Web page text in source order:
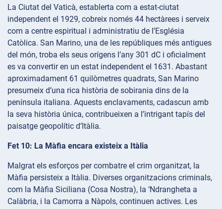
La Ciutat del Vaticà, establerta com a estat-ciutat
independent el 1929, cobreix només 44 hectàrees i serveix
com a centre espiritual i administratiu de l’Església
Catòlica. San Marino, una de les repúbliques més antigues
del món, troba els seus orígens l’any 301 dC i oficialment
es va convertir en un estat independent el 1631. Abastant
aproximadament 61 quilòmetres quadrats, San Marino
presumeix d’una rica història de sobirania dins de la
península italiana. Aquests enclavaments, cadascun amb
la seva història única, contribueixen a l’intrigant tapís del
paisatge geopolític d’Itàlia.
Fet 10: La Màfia encara existeix a Itàlia
Malgrat els esforços per combatre el crim organitzat, la
Màfia persisteix a Itàlia. Diverses organitzacions criminals,
com la Màfia Siciliana (Cosa Nostra), la ‘Ndrangheta a
Calàbria, i la Camorra a Nàpols, continuen actives. Les